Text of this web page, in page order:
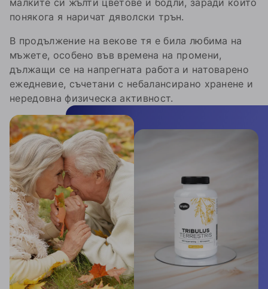
малките си жълти цветове и бодли, заради които
понякога я наричат дяволски трън.
В продължение на векове тя е била любима на
мъжете, особено във времена на промени,
дължащи се на напрегната работа и натоварено
ежедневие, съчетани с небалансирано хранене и
нередовна физическа активност.